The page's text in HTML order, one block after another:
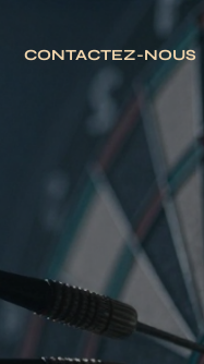
CONTACTEZ-NOUS